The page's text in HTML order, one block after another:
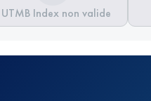
UTMB Index non valide